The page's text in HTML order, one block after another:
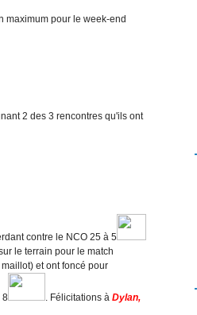
maximum pour le week-end
2 des 3 rencontres qu'ils ont
contre le NCO 25 à 5
le terrain pour le match
et ont foncé pour
8 . Félicitations à Dylan,